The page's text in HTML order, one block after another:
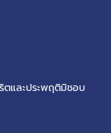
ตและประพฤติมิชอบ